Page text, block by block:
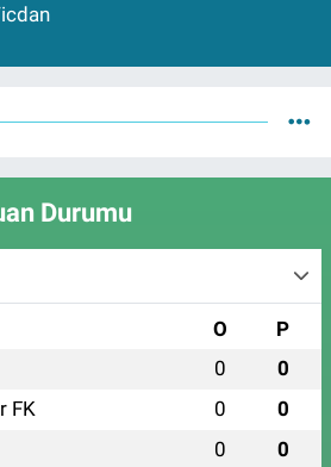
Durumu
O P
0 0
FK 0 0
0 0